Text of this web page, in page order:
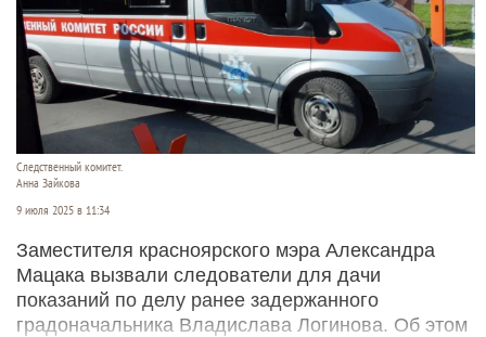
Следственный комитет.
Анна Зайкова
9 июля 2025 в 11:34
Заместителя красноярского мэра Александра
Мацака вызвали следователи для дачи
показаний по делу ранее задержанного
градоначальника Владислава Логинова. Об этом